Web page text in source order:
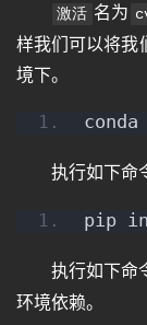
激活 名为
样我们可以将我
境下。
执行如下命
pip
执行如下命
环境依赖。